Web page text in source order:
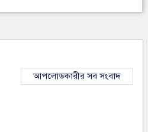
আপলোডকারীর সব সংবাদ